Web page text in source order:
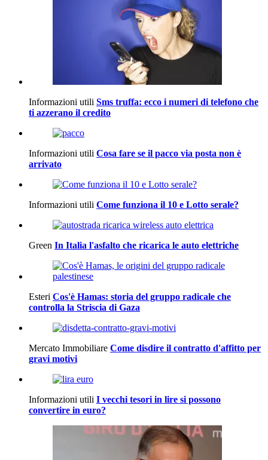
Informazioni utili Sms truffa: ecco i numeri di telefono che
ti azzerano il credito
Informazioni utili Cosa fare se il pacco via posta non è
arrivato
Informazioni utili Come funziona il 10 e Lotto serale?
Green In Italia l'asfalto che ricarica le auto elettriche
Esteri Cos'è Hamas: storia del gruppo radicale che
controlla la Striscia di Gaza
Mercato Immobiliare Come disdire il contratto d'affitto per
gravi motivi
Informazioni utili I vecchi tesori in lire si possono
convertire in euro?